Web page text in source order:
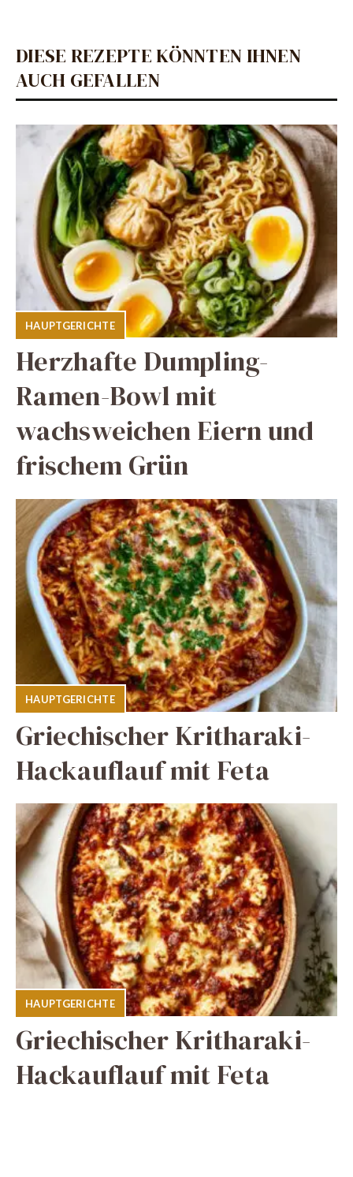
DIESE REZEPTE KÖNNTEN IHNEN
AUCH GEFALLEN
HAUPTGERICHTE
Herzhafte Dumpling-
Ramen-Bowl mit
wachsweichen Eiern und
frischem Grün
HAUPTGERICHTE
Griechischer Kritharaki-
Hackauflauf mit Feta
HAUPTGERICHTE
Griechischer Kritharaki-
Hackauflauf mit Feta